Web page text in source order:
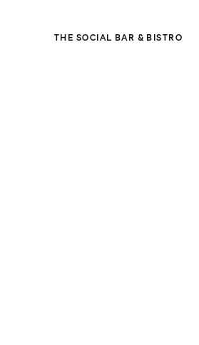
THE SOCIAL BAR & BISTRO